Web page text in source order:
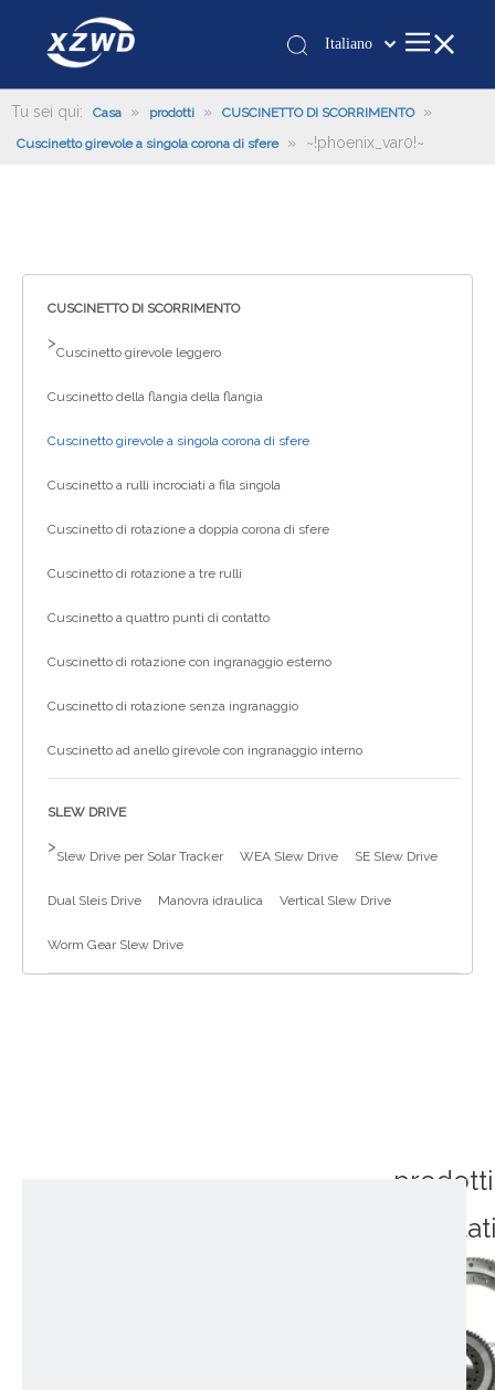
Italiano
românesc
Türk dili
Deutsch
Tu sei qui: Casa » prodotti » CUSCINETTO DI SCORRIMENTO »
Cuscinetto girevole a singola corona di sfere » ~!phoenix_var0!~
CUSCINETTO DI SCORRIMENTO
>
Cuscinetto girevole leggero
Cuscinetto della flangia della flangia
Cuscinetto girevole a singola corona di sfere
Cuscinetto a rulli incrociati a fila singola
Cuscinetto di rotazione a doppia corona di sfere
Cuscinetto di rotazione a tre rulli
Cuscinetto a quattro punti di contatto
Cuscinetto di rotazione con ingranaggio esterno
Cuscinetto di rotazione senza ingranaggio
Cuscinetto ad anello girevole con ingranaggio interno
SLEW DRIVE
>
Slew Drive per Solar Tracker WEA Slew Drive SE Slew Drive
Dual Sleis Drive Manovra idraulica Vertical Slew Drive
Worm Gear Slew Drive
prodotti
correlati